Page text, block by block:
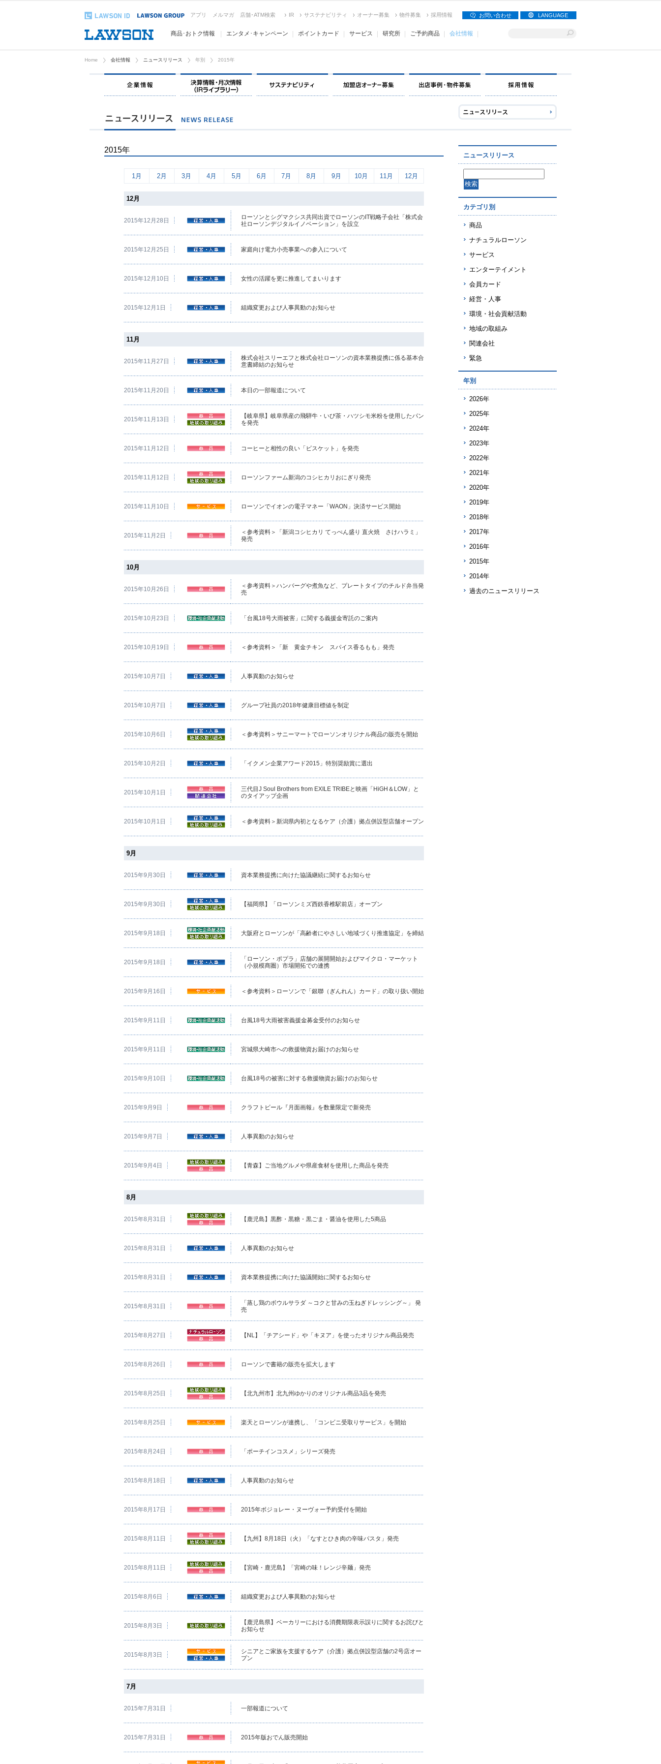
アプリ メルマガ 店舗･ATM検索 IR サステナビリティ オーナー募集 物件募集 採用情報 お問い合わせ LANGUAGE
商品･おトク情報 エンタメ･キャンペーン ポイントカード サービス 研究所 ご予約商品 会社情報
Home 会社情報 ニュースリリース 年別 2015年
企業情報
2015年
1月 2月 3月 4月 5月 6月 7月 8月 9月 10月 11月 12月
12月
2015年12月28日
ローソンとシグマクシス共同出資でローソンのIT戦略子会社「株式会
社ローソンデジタルイノベーション」を設立
2015年12月25日 家庭向け電力小売事業への参入について
2015年12月10日 女性の活躍を更に推進してまいります
2015年12月1日 組織変更および人事異動のお知らせ
11月
2015年11月27日
株式会社スリーエフと株式会社ローソンの資本業務提携に係る基本合
意書締結のお知らせ
2015年11月20日 本日の一部報道について
2015年11月13日
【岐阜県】岐阜県産の飛騨牛・いび茶・ハツシモ米粉を使用したパン
を発売
2015年11月12日 コーヒーと相性の良い「ビスケット」を発売
2015年11月12日 ローソンファーム新潟のコシヒカリおにぎり発売
2015年11月10日 ローソンでイオンの電子マネー「WAON」決済サービス開始
2015年11月2日
＜参考資料＞「新潟コシヒカリ てっぺん盛り 直火焼 さけハラミ」
発売
10月
2015年10月26日
＜参考資料＞ハンバーグや煮魚など、プレートタイプのチルド弁当発
売
2015年10月23日 「台風18号大雨被害」に関する義援金寄託のご案内
2015年10月19日 ＜参考資料＞「新 黄金チキン スパイス香るもも」発売
2015年10月7日 人事異動のお知らせ
2015年10月7日 グループ社員の2018年健康目標値を制定
2015年10月6日 ＜参考資料＞サニーマートでローソンオリジナル商品の販売を開始
2015年10月2日 「イクメン企業アワード2015」特別奨励賞に選出
2015年10月1日
三代目J Soul Brothers from EXILE TRIBEと映画「HiGH＆LOW」と
のタイアップ企画
2015年10月1日 ＜参考資料＞新潟県内初となるケア（介護）拠点併設型店舗オープン
9月
2015年9月30日 資本業務提携に向けた協議継続に関するお知らせ
2015年9月30日 【福岡県】「ローソンミズ西鉄香椎駅前店」オープン
2015年9月18日 大阪府とローソンが「高齢者にやさしい地域づくり推進協定」を締結
2015年9月18日
「ローソン・ポプラ」店舗の展開開始およびマイクロ・マーケット
（小規模商圏）市場開拓での連携
2015年9月16日 ＜参考資料＞ローソンで「銀聯（ぎんれん）カード」の取り扱い開始
2015年9月11日 台風18号大雨被害義援金募金受付のお知らせ
2015年9月11日 宮城県大崎市への救援物資お届けのお知らせ
2015年9月10日 台風18号の被害に対する救援物資お届けのお知らせ
2015年9月9日 クラフトビール『月面画報』を数量限定で新発売
2015年9月7日 人事異動のお知らせ
2015年9月4日 【青森】ご当地グルメや県産食材を使用した商品を発売
8月
2015年8月31日 【鹿児島】黒酢・黒糖・黒ごま・醤油を使用した5商品
2015年8月31日 人事異動のお知らせ
2015年8月31日 資本業務提携に向けた協議開始に関するお知らせ
2015年8月31日
「蒸し鶏のボウルサラダ ～コクと甘みの玉ねぎドレッシング～」 発
売
2015年8月27日 【NL】「チアシード」や「キヌア」を使ったオリジナル商品発売
2015年8月26日 ローソンで書籍の販売を拡大します
2015年8月25日 【北九州市】北九州ゆかりのオリジナル商品3品を発売
2015年8月25日 楽天とローソンが連携し、「コンビニ受取りサービス」を開始
2015年8月24日 「ポーチインコスメ」シリーズ発売
2015年8月18日 人事異動のお知らせ
2015年8月17日 2015年ボジョレー・ヌーヴォー予約受付を開始
2015年8月11日 【九州】8月18日（火）「なすとひき肉の辛味パスタ」発売
2015年8月11日 【宮崎・鹿児島】「宮崎の味！レンジ辛麺」発売
2015年8月6日 組織変更および人事異動のお知らせ
2015年8月3日
【鹿児島県】ベーカリーにおける消費期限表示誤りに関するお詫びと
お知らせ
2015年8月3日
シニアとご家族を支援するケア（介護）拠点併設型店舗の2号店オー
プン
7月
2015年7月31日 一部報道について
2015年7月31日 2015年版おでん販売開始
ニュースリリース
カテゴリ別
商品
ナチュラルローソン
サービス
エンターテイメント
会員カード
経営・人事
環境・社会貢献活動
地域の取組み
関連会社
緊急
年別
2026年
2025年
2024年
2023年
2022年
2021年
2020年
2019年
2018年
2017年
2016年
2015年
2014年
過去のニュースリリース